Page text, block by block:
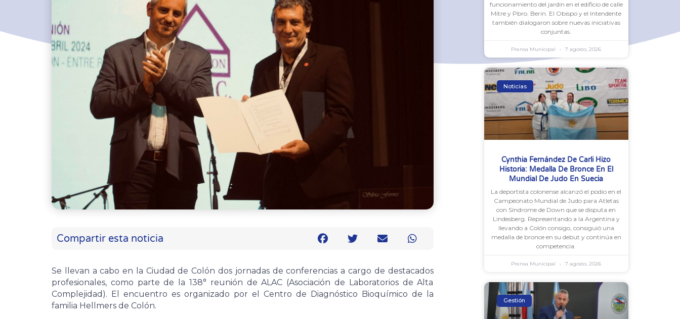
Compartir esta noticia
Se llevan a cabo en la Ciudad de Colón dos jornadas de conferencias a cargo de destacados
profesionales, como parte de la 138° reunión de ALAC (Asociación de Laboratorios de Alta
Complejidad). El encuentro es organizado por el Centro de Diagnóstico Bioquímico de la
familia Hellmers de Colón.
funcionamiento del jardín en el edificio de calle
Mitre y Pbro. Berin. El Obispo y el Intendente
también dialogaron sobre nuevas iniciativas
conjuntas.
Prensa Municipal 7 agosto, 2026
Noticias
Cynthia Fernández De Carli Hizo
Historia: Medalla De Bronce En El
Mundial De Judo En Suecia
La deportista colonense alcanzó el podio en el
Campeonato Mundial de Judo para Atletas
con Síndrome de Down que se disputa en
Lindesberg. Representando a la Argentina y
llevando a Colón consigo, consiguió una
medalla de bronce en su debut y continúa en
competencia.
Prensa Municipal 7 agosto, 2026
Gestión